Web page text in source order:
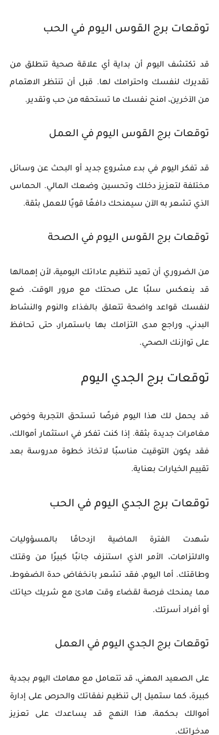
توقعات برج القوس اليوم في الحب
قد تكتشف اليوم أن بداية أي علاقة صحية تنطلق من
تقديرك لنفسك واحترامك لها. قبل أن تنتظر الاهتمام
من الآخرين، امنح نفسك ما تستحقه من حب وتقدير.
توقعات برج القوس اليوم في العمل
قد تفكر اليوم في بدء مشروع جديد أو البحث عن وسائل
مختلفة لتعزيز دخلك وتحسين وضعك المالي. الحماس
الذي تشعر به الآن سيمنحك دافعًا قويًا للعمل بثقة.
توقعات برج القوس اليوم في الصحة
من الضروري أن تعيد تنظيم عاداتك اليومية، لأن إهمالها
قد ينعكس سلبًا على صحتك مع مرور الوقت. ضع
لنفسك قواعد واضحة تتعلق بالغذاء والنوم والنشاط
البدني، وراجع مدى التزامك بها باستمرار، حتى تحافظ
على توازنك الصحي.
توقعات برج الجدي اليوم
قد يحمل لك هذا اليوم فرصًا تستحق التجربة وخوض
مغامرات جديدة بثقة. إذا كنت تفكر في استثمار أموالك،
فقد يكون التوقيت مناسبًا لاتخاذ خطوة مدروسة بعد
تقييم الخيارات بعناية.
توقعات برج الجدي اليوم في الحب
شهدت الفترة الماضية ازدحامًا بالمسؤوليات
والالتزامات، الأمر الذي استنزف جانبًا كبيرًا من وقتك
وطاقتك. أما اليوم، فقد تشعر بانخفاض حدة الضغوط،
مما يمنحك فرصة لقضاء وقت هادئ مع شريك حياتك
أو أفراد أسرتك.
توقعات برج الجدي اليوم في العمل
على الصعيد المهني، قد تتعامل مع مهامك اليوم بجدية
كبيرة، كما ستميل إلى تنظيم نفقاتك والحرص على إدارة
أموالك بحكمة، هذا النهج قد يساعدك على تعزيز
مدخراتك.